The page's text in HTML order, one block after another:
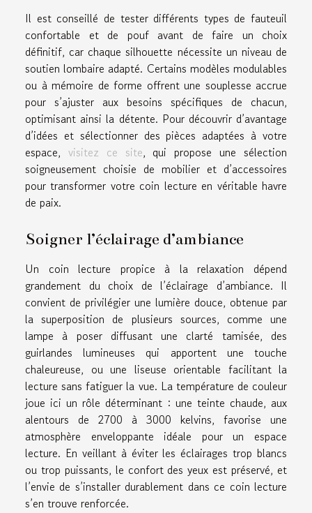
Il est conseillé de tester différents types de fauteuil
confortable et de pouf avant de faire un choix
définitif, car chaque silhouette nécessite un niveau de
soutien lombaire adapté. Certains modèles modulables
ou à mémoire de forme offrent une souplesse accrue
pour s’ajuster aux besoins spécifiques de chacun,
optimisant ainsi la détente. Pour découvrir d’avantage
d’idées et sélectionner des pièces adaptées à votre
espace, visitez ce site, qui propose une sélection
soigneusement choisie de mobilier et d’accessoires
pour transformer votre coin lecture en véritable havre
de paix.
Soigner l’éclairage d’ambiance
Un coin lecture propice à la relaxation dépend
grandement du choix de l’éclairage d’ambiance. Il
convient de privilégier une lumière douce, obtenue par
la superposition de plusieurs sources, comme une
lampe à poser diffusant une clarté tamisée, des
guirlandes lumineuses qui apportent une touche
chaleureuse, ou une liseuse orientable facilitant la
lecture sans fatiguer la vue. La température de couleur
joue ici un rôle déterminant : une teinte chaude, aux
alentours de 2700 à 3000 kelvins, favorise une
atmosphère enveloppante idéale pour un espace
lecture. En veillant à éviter les éclairages trop blancs
ou trop puissants, le confort des yeux est préservé, et
l’envie de s’installer durablement dans ce coin lecture
s’en trouve renforcée.